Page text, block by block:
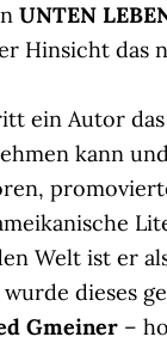
UNTEN
Hinsicht das
ein Autor
kann
Welt ist er
dieses
Gmeiner –